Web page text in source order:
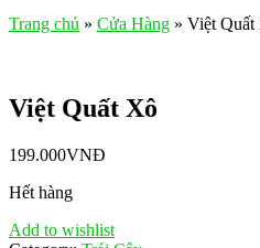
Trang chủ » Cửa Hàng » Việt Quất
Việt Quất Xô
199.000VNĐ
Hết hàng
Add to wishlist